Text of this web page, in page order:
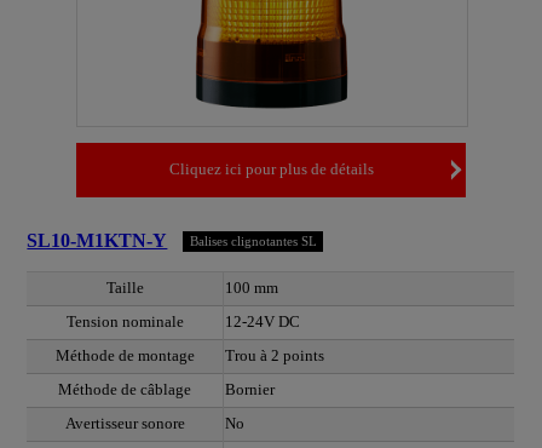
Cliquez ici pour plus de détails
SL10-M1KTN-Y Balises clignotantes SL
Taille
100 mm
Tension nominale
12-24V DC
Méthode de montage
Trou à 2 points
Méthode de câblage
Bornier
Avertisseur sonore
No